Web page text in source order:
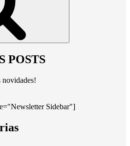
POSTS
novidades!
Sidebar"]